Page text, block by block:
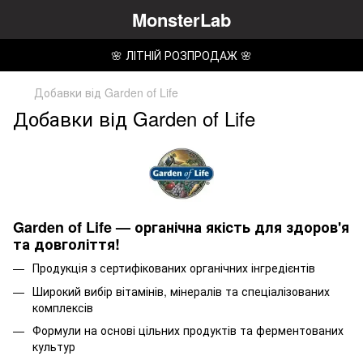
MonsterLab
🌸 ЛІТНІЙ РОЗПРОДАЖ 🌸
Добавки від Garden of Life
Добавки від Garden of Life
Garden of Life — органічна якість для здоров'я
та довголіття!
Продукція з сертифікованих органічних інгредієнтів
Широкий вибір вітамінів, мінералів та спеціалізованих
комплексів
Формули на основі цільних продуктів та ферментованих
культур